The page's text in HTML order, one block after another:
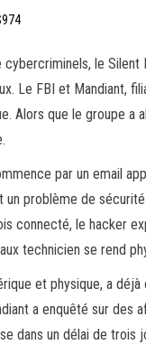
le
Le FBI et Mandiant,
Alors que le groupe a
par un email
problème de
connecté, le hacker
technicien se rend
et physique, a
a enquêté sur
dans un délai de